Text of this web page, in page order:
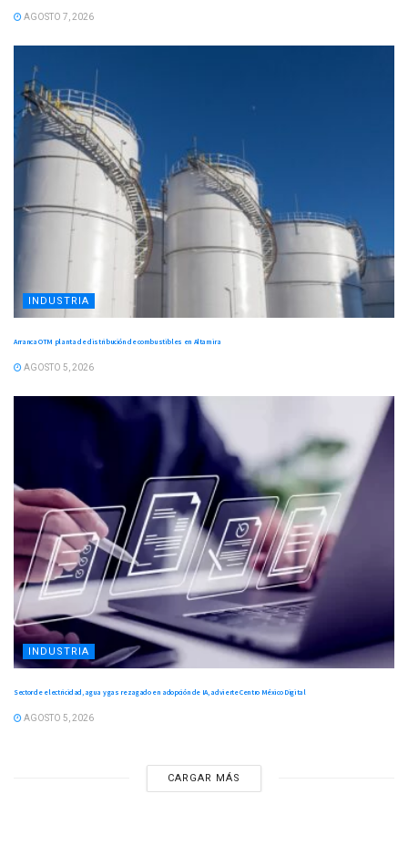
AGOSTO 7, 2026
INDUSTRIA
Arranca OTM planta de distribución de combustibles en Altamira
AGOSTO 5, 2026
INDUSTRIA
Sector de electricidad, agua y gas rezagado en adopción de IA, advierte Centro México Digital
AGOSTO 5, 2026
CARGAR MÁS